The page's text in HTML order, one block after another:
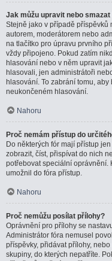
Jak můžu upravit nebo
Stejně jako v případě
autorem, moderátorem nebo
na tlačítko pro úpravu prvního
vždy připojeno. Pokud zatím
hlasování nebo v něm upravit
hlasovali, jen administrátoři
hlasování. To zabrání tomu,
neukončeném hlasování.
Nahoru
Proč nemám přístup do
Do některých fór mají přístup
zobrazit, číst, přispívat do nich
potřebovat speciální oprávnění.
umožnil do fóra přístup.
Nahoru
Proč nemůžu posílat přílohy?
Oprávnění pro přílohy se
Administrátor fóra nemusel
příspěvky, přidávat přílohy,
skupiny, do kterých nepatříte.